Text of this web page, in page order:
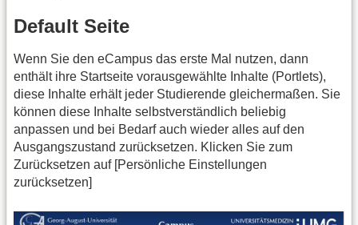
Default Seite
Wenn Sie den eCampus das erste Mal nutzen, dann
enthält ihre Startseite vorausgewählte Inhalte (Portlets),
diese Inhalte erhält jeder Studierende gleichermaßen. Sie
können diese Inhalte selbstverständlich beliebig
anpassen und bei Bedarf auch wieder alles auf den
Ausgangszustand zurücksetzen. Klicken Sie zum
Zurücksetzen auf [Persönliche Einstellungen
zurücksetzen]